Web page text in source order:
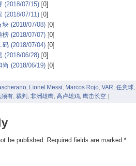
(2018/07/15)[0]
(2018/07/11)[0]
块 (2018/07/08)[0]
榜 (2018/07/07)[0]
码 (2018/07/04)[0]
(2018/06/28)[0]
尚 (2018/06/19)[0]
, Lionel Messi, Marcos Rojo, VAR, 任意球,
须有, 裁判 , 非洲雄鹰, 高卢雄鸡, 鹰击长空
be published. Required fields are marked*